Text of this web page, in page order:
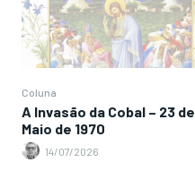
Coluna
A Invasão da Cobal – 23 de
Maio de 1970
14/07/2026